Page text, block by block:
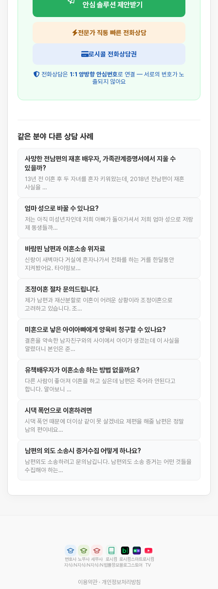
안심 솔루션 제안받기
전문가 직통 빠른 전화상담
로시콜 전화상담권
전화상담은 1:1 양방향 안심번호로 연결 — 서로의 번호가 노
출되지 않아요
같은 분야 다른 상담 사례
사망한 전남편의 재혼 배우자, 가족관계증명서에서 지울 수
있을까?
13년 전 이혼 후 두 자녀를 혼자 키워왔는데, 2018년 전남편이 재혼
사실을 …
엄마 성으로 바꿀 수 있나요?
저는 아직 미성년자인데 저희 아빠가 돌아가셔서 저희 엄마 성으로 저랑
제 동생들까…
바람핀 남편과 이혼소송 위자료
신랑이 새벽마다 거실에 혼자나가서 전화를 하는 거를 한달동안
지켜봤어요. 타이밍보…
조정이혼 절차 문의드립니다.
제가 남편과 재산분할로 이혼이 어려운 상황이라 조정이혼으로
고려하고 있습니다. 조…
미혼으로 낳은 아이아빠에게 양육비 청구할 수 있나요?
결혼을 약속한 남자친구와의 사이에서 아이가 생겼는데 이 사실을
알렸더니 본인은 준…
유책배우자가 이혼소송 하는 방법 없을까요?
다른 사람이 좋아져 이혼을 하고 싶은데 남편은 죽어라 안된다고
합니다. 알아보니 …
시댁 폭언으로 이혼하려면
시댁 폭언 때문에 더이상 같이 못 살겠네요 제편을 해줄 남편은 정말
남의 편이네요…
남편의 외도 소송시 증거수집 어떻게 하나요?
남편외도 소송하려고 문의남깁니다. 남편외도 소송 증거는 어떤 것들을
수집해야 하는…
변호사
지식iN
노무사
지식iN
세무사
지식iN
로시컴
법률정보
로시컴
블로그
스마트
스토어
로시컴
TV
이용약관· 개인정보처리방침